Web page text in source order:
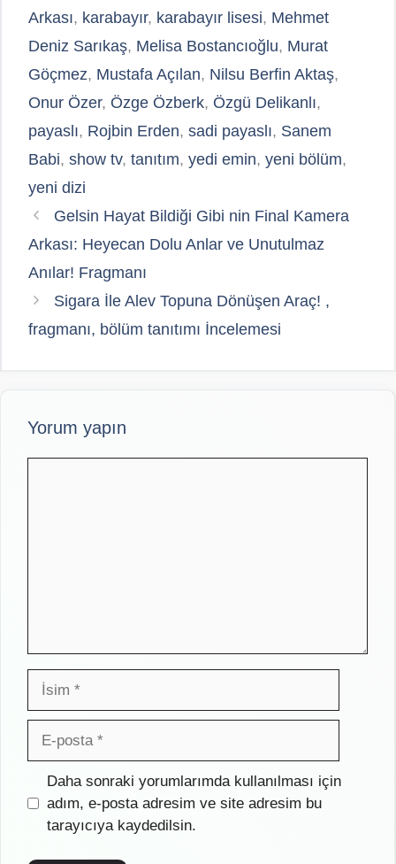
Arkası, karabayır, karabayır lisesi, Mehmet
Deniz Sarıkaş, Melisa Bostancıoğlu, Murat
Göçmez, Mustafa Açılan, Nilsu Berfin Aktaş,
Onur Özer, Özge Özberk, Özgü Delikanlı,
payaslı, Rojbin Erden, sadi payaslı, Sanem
Babi, show tv, tanıtım, yedi emin, yeni bölüm,
yeni dizi
Gelsin Hayat Bildiği Gibi nin Final Kamera
Arkası: Heyecan Dolu Anlar ve Unutulmaz
Anılar! Fragmanı
Sigara İle Alev Topuna Dönüşen Araç! ,
fragmanı, bölüm tanıtımı İncelemesi
Yorum yapın
İsim
posta
İnternet
sitesi
Daha sonraki yorumlarımda kullanılması için
adım, e-posta adresim ve site adresim bu
tarayıcıya kaydedilsin.